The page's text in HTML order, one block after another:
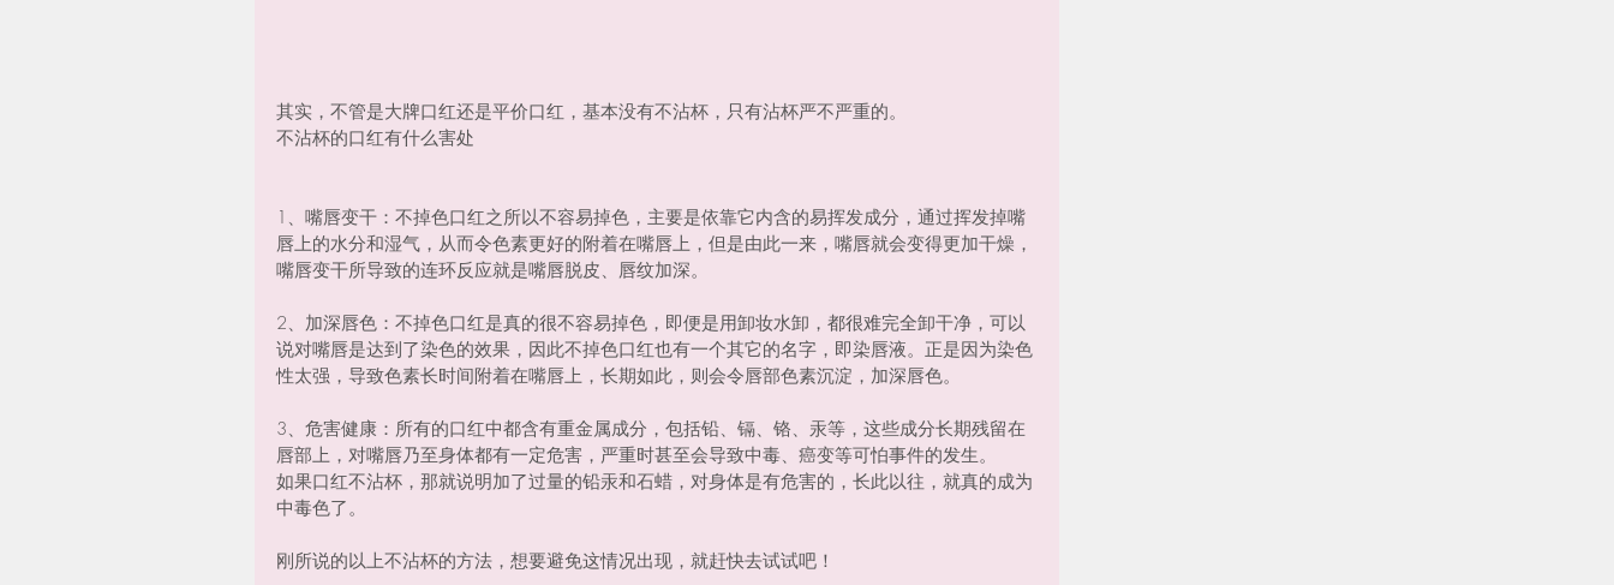
其实，不管是大牌口红还是平价口红，基本没有不沾杯，只有沾杯严不严重的。
不沾杯的口红有什么害处
1、嘴唇变干：不掉色口红之所以不容易掉色，主要是依靠它内含的易挥发成分，通过挥发掉嘴
唇上的水分和湿气，从而令色素更好的附着在嘴唇上，但是由此一来，嘴唇就会变得更加干燥，
嘴唇变干所导致的连环反应就是嘴唇脱皮、唇纹加深。
2、加深唇色：不掉色口红是真的很不容易掉色，即便是用卸妆水卸，都很难完全卸干净，可以
说对嘴唇是达到了染色的效果，因此不掉色口红也有一个其它的名字，即染唇液。正是因为染色
性太强，导致色素长时间附着在嘴唇上，长期如此，则会令唇部色素沉淀，加深唇色。
3、危害健康：所有的口红中都含有重金属成分，包括铅、镉、铬、汞等，这些成分长期残留在
唇部上，对嘴唇乃至身体都有一定危害，严重时甚至会导致中毒、癌变等可怕事件的发生。
如果口红不沾杯，那就说明加了过量的铅汞和石蜡，对身体是有危害的，长此以往，就真的成为
中毒色了。
刚所说的以上不沾杯的方法，想要避免这情况出现，就赶快去试试吧！